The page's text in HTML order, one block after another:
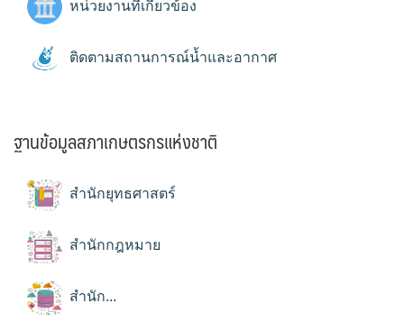
หน่วยงานที่เกี่ยวข้อง
ติดตามสถานการณ์น้ำและอากาศ
ฐานข้อมูลสภาเกษตรกรแห่งชาติ
สำนักยุทธศาสตร์
สำนักกฎหมาย
สำนัก...